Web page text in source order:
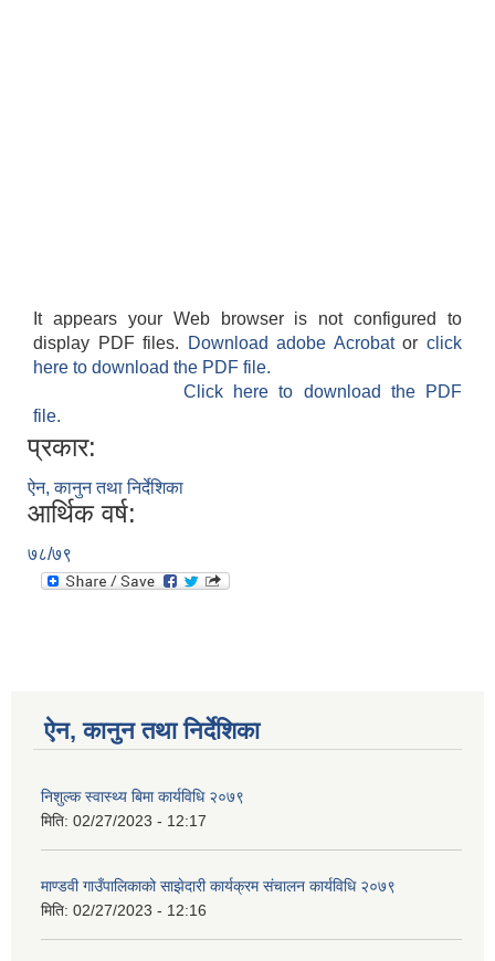
It appears your Web browser is not configured to
display PDF files.
Download adobe Acrobatorclick
here to download the PDF file.
Click here to download the PDF
file.
प्रकार:
ऐन, कानुन तथा निर्देशिका
आर्थिक वर्ष:
७८/७९
ऐन, कानुन तथा निर्देशिका
निशुल्क स्वास्थ्य बिमा कार्यविधि २०७९
मिति: 02/27/2023 - 12:17
माण्डवी गाउँपालिकाको साझेदारी कार्यक्रम संचालन कार्यविधि २०७९
मिति: 02/27/2023 - 12:16